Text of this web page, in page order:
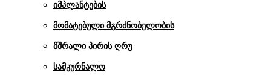
იმპლანტების
მომატებული მგრძნობელობის
მშრალი პირის ღრუ
სამკურნალო